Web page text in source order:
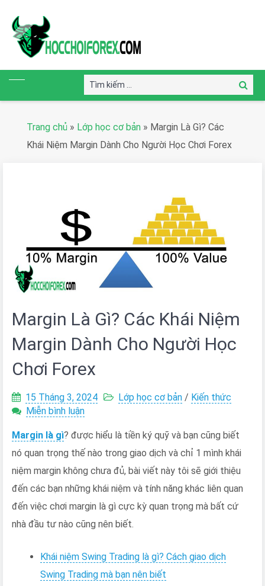
Tìm
kiếm:
Tìm
kiếm
Trang chủ » Lớp học cơ bản » Margin Là Gì? Các
Khái Niệm Margin Dành Cho Người Học Chơi Forex
Margin Là Gì? Các Khái Niệm
Margin Dành Cho Người Học
Chơi Forex
15 Tháng 3, 2024 Lớp học cơ bản / Kiến thức
Miễn bình luậntrên
Là
Gì?
Khái
Niệm
Margin
Dành
Cho
Học
Chơi
Forex
Margin là gì? được hiểu là tiền ký quỹ và bạn cũng biết
nó quan trọng thế nào trong giao dịch và chỉ 1 mình khái
niệm margin không chưa đủ, bài viết này tôi sẽ giới thiệu
đến các bạn những khái niệm và tính năng khác liên quan
đến việc chơi margin là gì cực kỳ quan trọng mà bất cứ
nhà đầu tư nào cũng nên biết.
Khái niệm Swing Trading là gì? Cách giao dịch
Swing Trading mà bạn nên biết